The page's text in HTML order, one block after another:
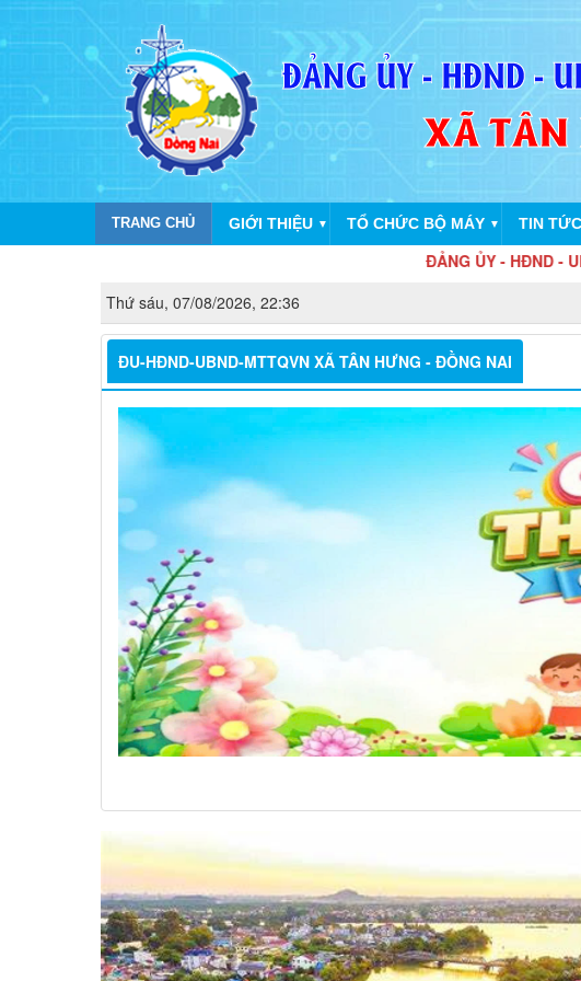
TRANG CHỦ GIỚI THIỆU ▼ TỔ CHỨC BỘ MÁY ▼ TIN
ĐẢNG ỦY - HĐND - UBND -
Thứ sáu, 07/08/2026, 22:36
ĐU-HĐND-UBND-MTTQVN XÃ TÂN HƯNG - ĐỒNG NAI